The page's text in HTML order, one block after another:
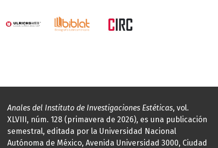
Anales del Instituto de Investigaciones Estéticas, vol.
XLVIII, núm. 128 (primavera de 2026), es una publicación
semestral, editada por la Universidad Nacional
Autónoma de México, Avenida Universidad 3000, Ciudad